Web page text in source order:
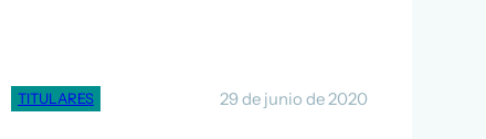
TITULARES 29 de junio de 2020